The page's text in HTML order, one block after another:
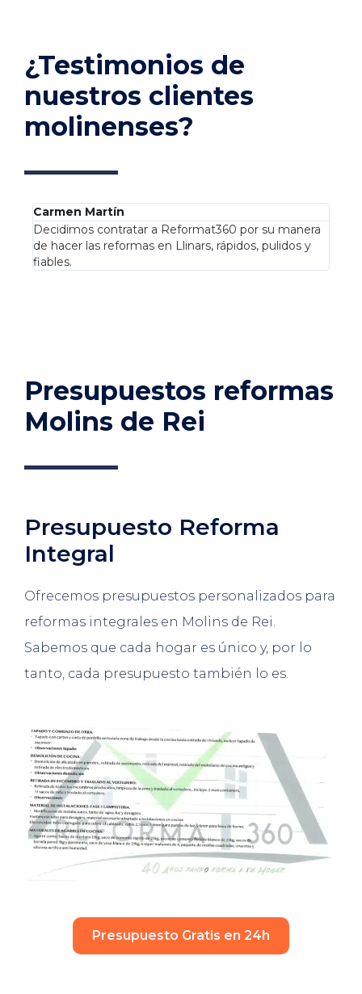
¿Testimonios de
nuestros clientes
molinenses?
Carmen Martín
Decidimos contratar a Reformat360 por su manera
de hacer las reformas en Llinars, rápidos, pulidos y
fiables.
Presupuestos reformas
Molins de Rei
Presupuesto Reforma
Integral
Ofrecemos presupuestos personalizados para
reformas integrales en Molins de Rei.
Sabemos que cada hogar es único y, por lo
tanto, cada presupuesto también lo es.
Presupuesto Gratis en 24h